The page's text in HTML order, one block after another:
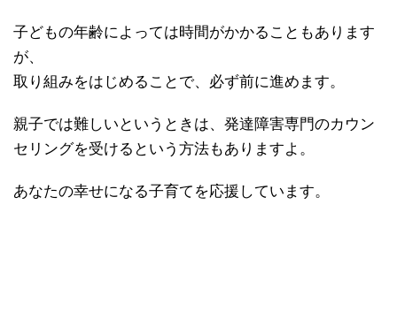
子どもの年齢によっては時間がかかることもあります
が、
取り組みをはじめることで、必ず前に進めます。
親子では難しいというときは、発達障害専門のカウン
セリングを受けるという方法もありますよ。
あなたの幸せになる子育てを応援しています。